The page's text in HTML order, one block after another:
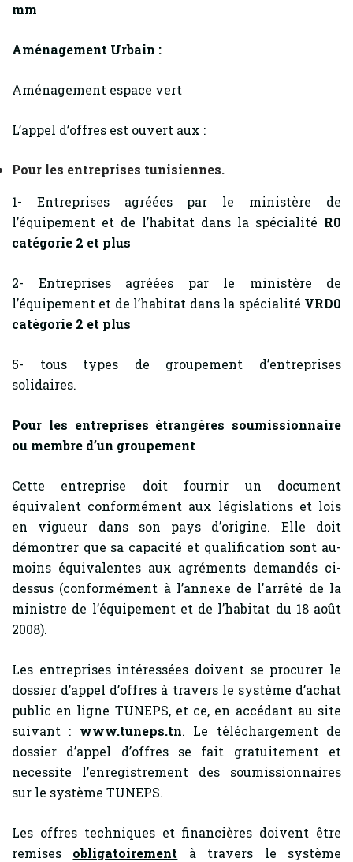
mm
Aménagement Urbain :
Aménagement espace vert
L’appel d’offres est ouvert aux :
Pour les entreprises tunisiennes.
1- Entreprises agréées par le ministère de
l’équipement et de l’habitat dans la spécialité R0
catégorie 2 et plus
2- Entreprises agréées par le ministère de
l’équipement et de l’habitat dans la spécialité VRD0
catégorie 2 et plus
5- tous types de groupement d’entreprises
solidaires.
Pour les entreprises étrangères soumissionnaire
ou membre d’un groupement
Cette entreprise doit fournir un document
équivalent conformément aux législations et lois
en vigueur dans son pays d’origine. Elle doit
démontrer que sa capacité et qualification sont au-
moins équivalentes aux agréments demandés ci-
dessus (conformément à l’annexe de l'arrêté de la
ministre de l’équipement et de l’habitat du 18 août
2008).
Les entreprises intéressées doivent se procurer le
dossier d’appel d’offres à travers le système d’achat
public en ligne TUNEPS, et ce, en accédant au site
suivant : www.tuneps.tn. Le téléchargement de
dossier d’appel d’offres se fait gratuitement et
necessite l’enregistrement des soumissionnaires
sur le système TUNEPS.
Les offres techniques et financières doivent être
remises obligatoirement à travers le système